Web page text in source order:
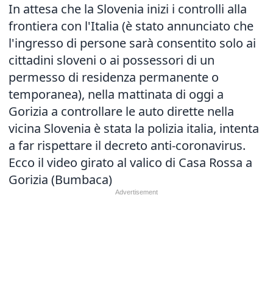
In attesa che la Slovenia inizi i controlli alla
frontiera con l'Italia (è stato annunciato che
l'ingresso di persone sarà consentito solo ai
cittadini sloveni o ai possessori di un
permesso di residenza permanente o
temporanea), nella mattinata di oggi a
Gorizia a controllare le auto dirette nella
vicina Slovenia è stata la polizia italia, intenta
a far rispettare il decreto anti-coronavirus.
Ecco il video girato al valico di Casa Rossa a
Gorizia (Bumbaca)